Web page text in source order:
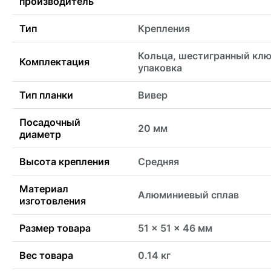
Тип Крепления
Комплектация
Кольца, шестигранный
упаковка
Тип планки Вивер
Посадочный
диаметр
20 мм
Высота крепления Средняя
Материал
изготовления
Алюминиевый сплав
Размер товара 51 x 51 x 46 мм
Вес товара 0.14 кг